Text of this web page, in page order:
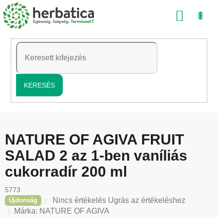
Ugrás
a
tartalomhoz
KERESÉS
NATURE OF AGIVA FRUIT
SALAD 2 az 1-ben vaníliás
cukorradír 200 ml
5773
Újdonság
A
termék
Nincs értékelés Ugrás az értékeléshez
Márka: NATURE OF AGIVA